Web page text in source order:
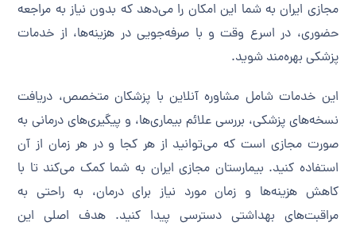
مجازی ایران به شما این امکان را می‌دهد که بدون نیاز به مراجعه
حضوری، در اسرع وقت و با صرفه‌جویی در هزینه‌ها، از خدمات
پزشکی بهره‌مند شوید.
این خدمات شامل مشاوره آنلاین با پزشکان متخصص، دریافت
نسخه‌های پزشکی، بررسی علائم بیماری‌ها، و پیگیری‌های درمانی به
صورت مجازی است که می‌توانید از هر کجا و در هر زمان از آن
استفاده کنید. بیمارستان مجازی ایران به شما کمک می‌کند تا با
کاهش هزینه‌ها و زمان مورد نیاز برای درمان، به راحتی به
مراقبت‌های بهداشتی دسترسی پیدا کنید. هدف اصلی این